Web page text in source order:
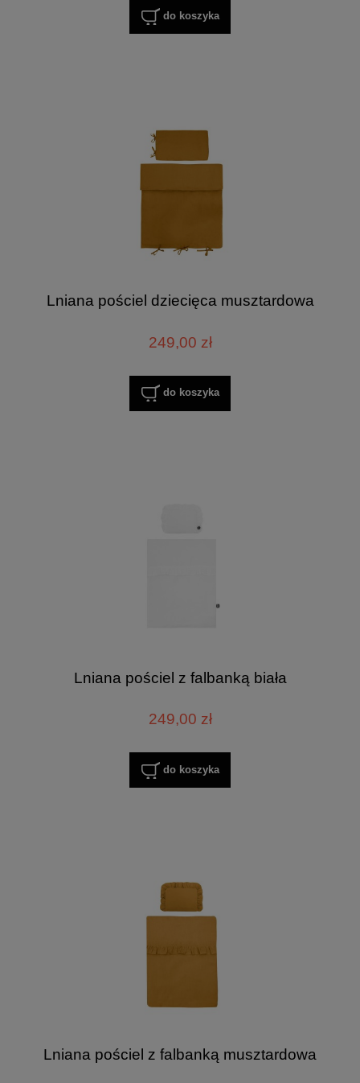
do koszyka
Lniana pościel dziecięca musztardowa
249,00 zł
do koszyka
Lniana pościel z falbanką biała
249,00 zł
do koszyka
Lniana pościel z falbanką musztardowa